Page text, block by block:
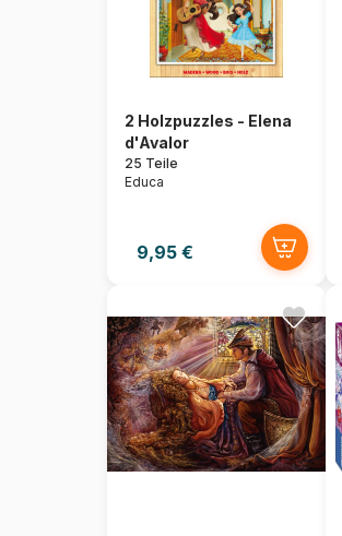
2 Holzpuzzles - Elena
d'Avalor
25 Teile
Educa
9,95 €